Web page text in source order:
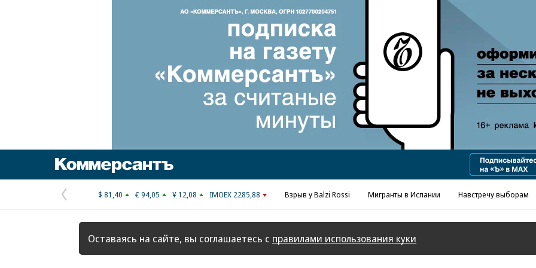
Реклама в «Ъ» www.kommersant.ru/ad
Предыдущая
страница
$ 81,40 € 94,05 ¥ 12,08 IMOEX 2285,88 Взрыв у Balzi Rossi Мигранты в Испании Навстречу выборам
Оставаясь на сайте, вы соглашаетесь с правилами использования куки